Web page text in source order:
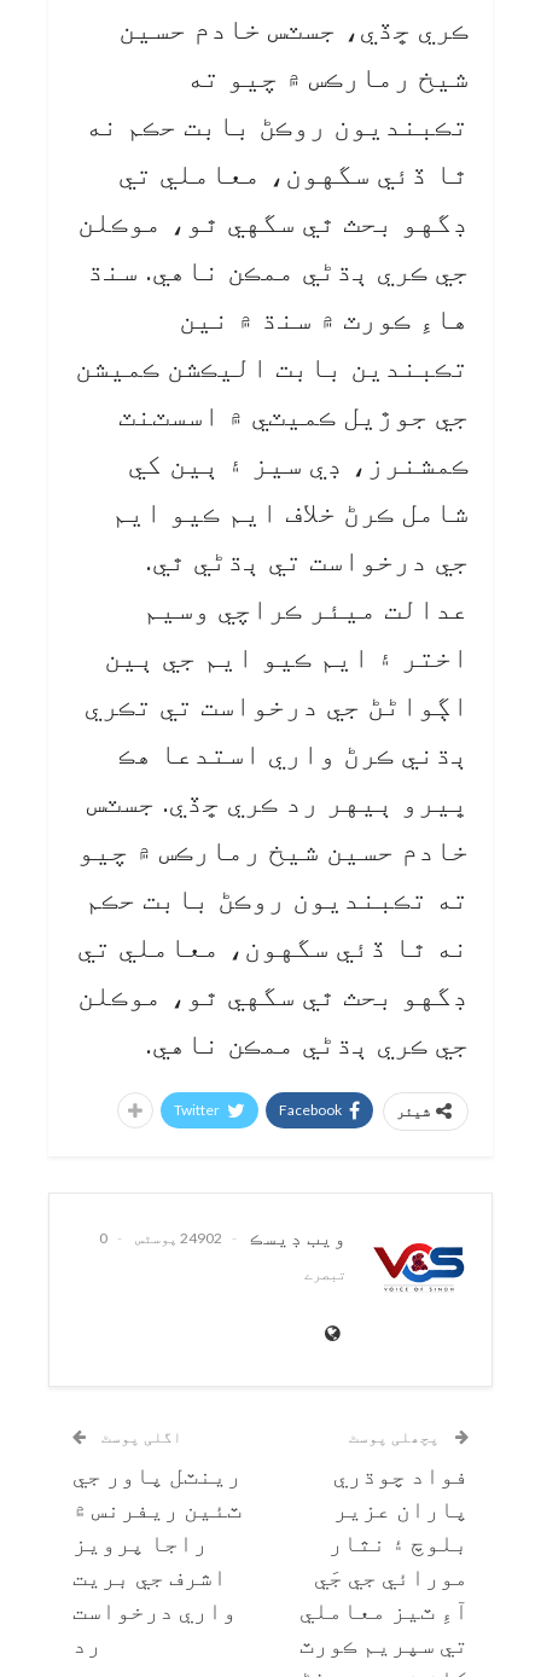
ڪري ڇڏي، جسٽس خادم حسين
شيخ رمارڪس ۾ چيو ته
تڪبنديون روڪڻ بابت حڪم نه
ٿا ڏئي سگهون، معاملي تي
ڊگهو بحث ٿي سگهي ٿو، موڪلن
جي ڪري ٻڌڻي ممڪن ناهي. سنڌ
هاءِ ڪورٽ ۾ سنڌ ۾ نين
تڪبندين بابت اليڪشن ڪميشن
جي جوڙيل ڪميٽي ۾ اسسٽنٽ
ڪمشنرز، ڊي سيز ۽ ٻين کي
شامل ڪرڻ خلاف ايم ڪيو ايم
جي درخواست تي ٻڌڻي ٿي.
عدالت ميئر ڪراچي وسيم
اختر ۽ ايم ڪيو ايم جي ٻين
اڳواڻڻ جي درخواست تي تڪري
ٻڌني ڪرڻ واري استدعا هڪ
ڀيرو ٻيهر رد ڪري ڇڏي. جسٽس
خادم حسين شيخ رمارڪس ۾ چيو
ته تڪبنديون روڪڻ بابت حڪم
نه ٿا ڏئي سگهون، معاملي تي
ڊگهو بحث ٿي سگهي ٿو، موڪلن
جي ڪري ٻڌڻي ممڪن ناهي.
شیئر Facebook
Twitter
ويب ڊيسڪ 24902 پوسٹس
0
تبصرے
پچھلی پوسٹ
فواد چوڌري
پاران عزير
بلوچ ۽ نثار
مورائي جي جَي
آءِ ٽيز معاملي
تي سپريم ڪورٽ
اگلی پوسٹ
رينٽل پاور جي
ٽئين ريفرنس ۾
راجا پرويز
اشرف جي بريت
واري درخواست
رد